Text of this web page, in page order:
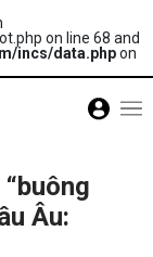
on line 68 and
incs/data.phpon
Âu: